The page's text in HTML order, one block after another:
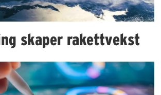
skaper rakettvekst